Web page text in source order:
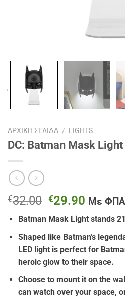
ΑΡΧΙΚΉ ΣΕΛΊΔΑ / LIGHTS
DC: Batman Mask Light
€32.00 Original
price
was:
€32.00.
€29.90 Η
τιμή
είναι:
Με ΦΠΑ
Batman Mask Light stands
Shaped like Batman’s
LED light is perfect for
heroic glow to their space.
Choose to mount it on the
can watch over your space,